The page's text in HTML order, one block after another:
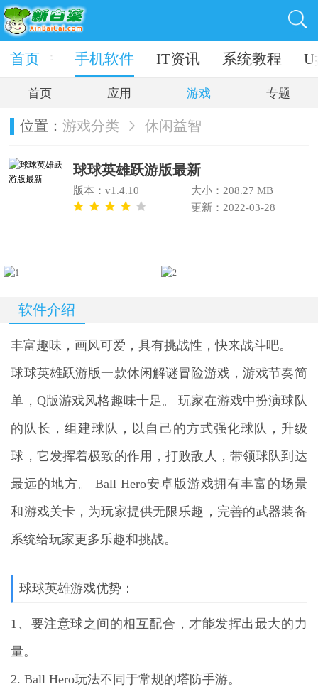
脑软件 手机软件 IT资讯 系统教程 U
首页
首页 应用 游戏 专题
位置： 游戏分类 休闲益智
球球英雄跃游版最新
版本：v1.4.10
大小：208.27 MB
更新：2022-03-28
软件介绍
丰富趣味，画风可爱，具有挑战性，快来战斗吧。
球球英雄跃游版一款休闲解谜冒险游戏，游戏节奏简
单，Q版游戏风格趣味十足。 玩家在游戏中扮演球队
的队长，组建球队，以自己的方式强化球队，升级
球，它发挥着极致的作用，打败敌人，带领球队到达
最远的地方。 Ball Hero安卓版游戏拥有丰富的场景
和游戏关卡，为玩家提供无限乐趣，完善的武器装备
系统给玩家更多乐趣和挑战。
球球英雄游戏优势：
1、要注意球之间的相互配合，才能发挥出最大的力
量。
2. Ball Hero玩法不同于常规的塔防手游。